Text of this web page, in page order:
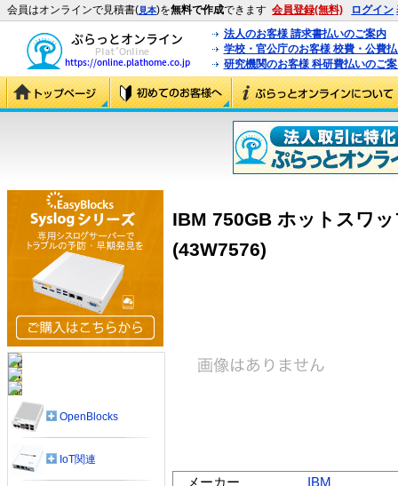
会員はオンラインで見積書(見本)を無料で作成できます 会員登録(無料) ログイン
法人のお客様 請求書払いのご案内
学校・官公庁のお客様 校費・公費
研究機関のお客様 科研費払いのご
IBM 750GB ホットスワ
(43W7576)
メーカー
IBM
OpenBlocks
IoT関連